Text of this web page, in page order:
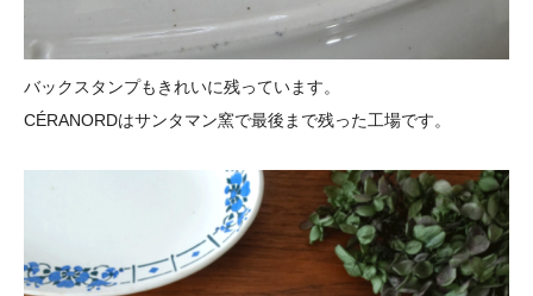
バックスタンプもきれいに残っています。
CÉRANORDはサンタマン窯で最後まで残った工場です。